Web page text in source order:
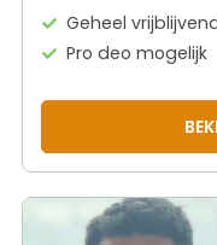
Geheel
Pro deo mogelijk